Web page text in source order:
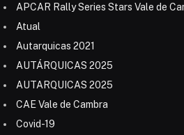
APCAR Rally Series Stars Vale de
Atual
Autarquicas 2021
AUTÁRQUICAS 2025
AUTARQUICAS 2025
CAE Vale de Cambra
Covid-19